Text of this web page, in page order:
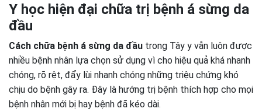
Y học hiện đại chữa trị bệnh á sừng da
đầu
Cách chữa bệnh á sừng da đầu trong Tây y vẫn luôn được
nhiều bệnh nhân lựa chọn sử dụng vì cho hiệu quả khá nhanh
chóng, rõ rệt, đẩy lùi nhanh chóng những triệu chứng khó
chịu do bệnh gây ra. Đây là hướng trị bệnh thích hợp cho mọi
bệnh nhân mới bị hay bệnh đã kéo dài.